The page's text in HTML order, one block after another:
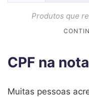
Produtos que
CPF na
Muitas pessoas